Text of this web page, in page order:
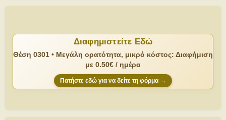
Διαφημιστείτε Εδώ
Θέση 0301 • Μεγάλη ορατότητα, μικρό κόστος: Διαφήμιση
με 0.50€ / ημέρα
Πατήστε εδώ για να δείτε τη φόρμα →